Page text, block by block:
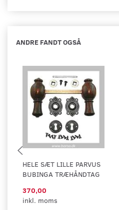
ANDRE FANDT OGSÅ
HELE SÆT LILLE PARVUS
BUBINGA TRÆHÅNDTAG
370,00
inkl. moms